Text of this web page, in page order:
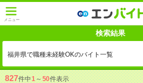
メニュー
検索結果
福井県で職種未経験OKのバイト一覧
827件中1 ～ 50件表示